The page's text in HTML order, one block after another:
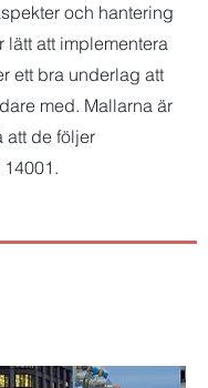
och hantering
lätt att implementera
ett bra underlag att
med. Mallarna är
att de följer